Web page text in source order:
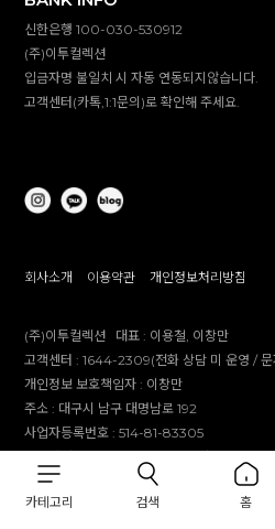
카테고리 검색 홈
신한은행 100-030-530912
(주)이투컬렉션
입금자명 불일치 시 자동 연동되지않습니다.
고객센터(카톡,1:1문의)로 확인해 주세요.
회사소개 이용약관 개인정보처리방침
(주)이투컬렉션 대표 : 이용철, 이창만
고객센터 :1644-2309(전화 상담 미 운영 / 문
개인정보 보호책임자 : 이창만
주소 : 대구시 남구 대명남로 192
사업자등록번호 :514-81-83305
제안 문의 : e2co@dailylike.co.kr
대량 구매 문의 : e2sales@dailylike.co.kr